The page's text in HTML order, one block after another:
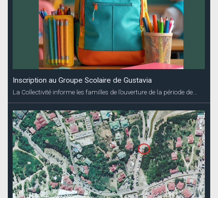
Inscription au Groupe Scolaire de Gustavia
La Collectivité informe les familles de l’ouverture de la période de...